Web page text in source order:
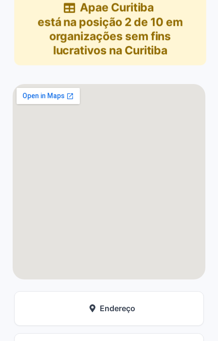
Apae Curitiba
está na posição 2 de 10 em
organizações sem fins
lucrativos na Curitiba
Endereço